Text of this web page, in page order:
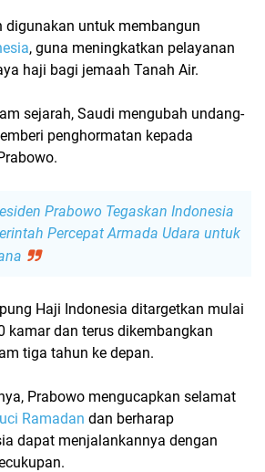
digunakan untuk membangun
, guna meningkatkan pelayanan
haji bagi jemaah Tanah Air.
sejarah, Saudi mengubah undang-
penghormatan kepada
Prabowo Tegaskan Indonesia
Percepat Armada Udara untuk
Haji Indonesia ditargetkan mulai
kamardan terus dikembangkan
tiga tahun ke depan.
Prabowo mengucapkan selamat
Ramadan dan berharap
dapat menjalankannya dengan